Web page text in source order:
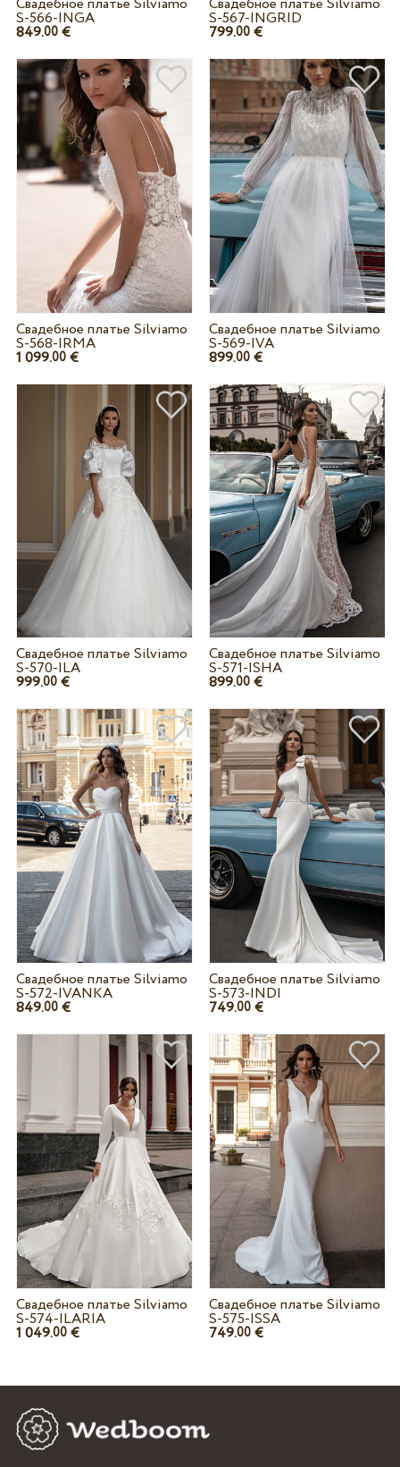
S-566-INGA
849.00€
S-567-INGRID
799.00 €
Свадебное платье Silviamo
S-568-IRMA
1 099.00€
Свадебное платье Silviamo
S-569-IVA
899.00 €
Свадебное платье Silviamo
S-570-ILA
999.00€
Свадебное платье Silviamo
S-571-ISHA
899.00 €
Свадебное платье Silviamo
S-572-IVANKA
849.00€
Свадебное платье Silviamo
S-573-INDI
749.00 €
Свадебное платье Silviamo
S-574-ILARIA
1 049.00€
Свадебное платье Silviamo
S-575-ISSA
749.00 €